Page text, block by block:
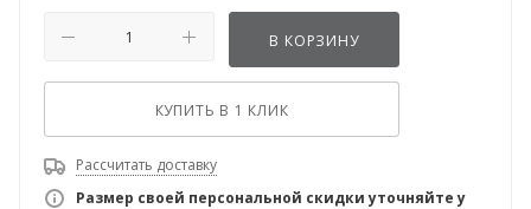
В КОРЗИНУ
КУПИТЬ В 1 КЛИК
Рассчитать доставку
Размер своей персональной скидки уточняйте у